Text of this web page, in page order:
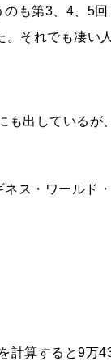
も第3、4、5
。それでも凄い
出している
・ワールド・
計算すると9万